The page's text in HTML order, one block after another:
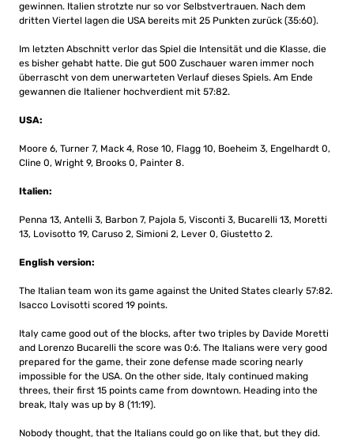
gewinnen. Italien strotzte nur so vor Selbstvertrauen. Nach dem
dritten Viertel lagen die USA bereits mit 25 Punkten zurück (35:60).
Im letzten Abschnitt verlor das Spiel die Intensität und die Klasse, die
es bisher gehabt hatte. Die gut 500 Zuschauer waren immer noch
überrascht von dem unerwarteten Verlauf dieses Spiels. Am Ende
gewannen die Italiener hochverdient mit 57:82.
USA:
Moore 6, Turner 7, Mack 4, Rose 10, Flagg 10, Boeheim 3, Engelhardt 0,
Cline 0, Wright 9, Brooks 0, Painter 8.
Italien:
Penna 13, Antelli 3, Barbon 7, Pajola 5, Visconti 3, Bucarelli 13, Moretti
13, Lovisotto 19, Caruso 2, Simioni 2, Lever 0, Giustetto 2.
English version:
The Italian team won its game against the United States clearly 57:82.
Isacco Lovisotti scored 19 points.
Italy came good out of the blocks, after two triples by Davide Moretti
and Lorenzo Bucarelli the score was 0:6. The Italians were very good
prepared for the game, their zone defense made scoring nearly
impossible for the USA. On the other side, Italy continued making
threes, their first 15 points came from downtown. Heading into the
break, Italy was up by 8 (11:19).
Nobody thought, that the Italians could go on like that, but they did.